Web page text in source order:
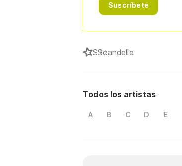
Suscríbete
SScandelle
Todos los artistas
A B C D E